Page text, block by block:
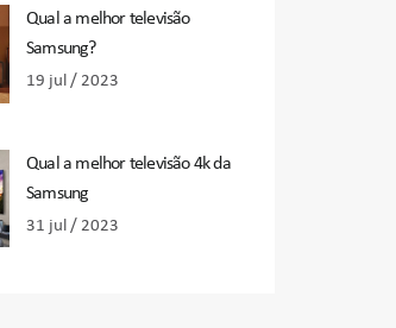
Qual a melhor televisão
Samsung?
19 jul / 2023
Qual a melhor televisão 4k da
Samsung
31 jul / 2023